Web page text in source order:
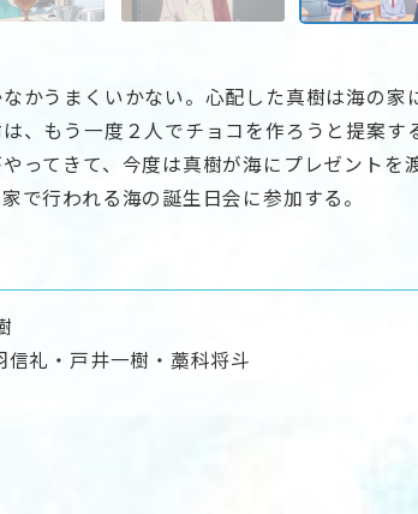
かうまくいかない。心配した真樹は海の家
、もう一度２人でチョコを作ろうと提案す
ってきて、今度は真樹が海にプレゼントを
で行われる海の誕生日会に参加する。
礼・戸井一樹・藁科将斗